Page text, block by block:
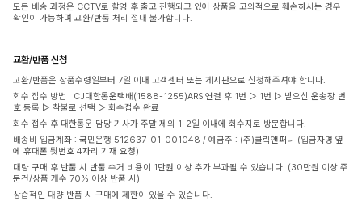
모든 배송 과정은 CCTV로 촬영 후 출고 진행되고 있어 상품을 고의적으로 훼손하시는 경우
확인이 가능하며 교환/반품 처리 절대 불가합니다.
교환/반품 신청
교환/반품은 상품수령일부터 7일 이내 고객센터 또는 게시판으로 신청해주셔야 합니다.
회수 접수 방법 : CJ대한통운택배(1588-1255)ARS 연결 후 1번 ▷ 1번 ▷ 받으신 운송장 번
호 등록 ▷ 착불로 선택 ▷ 회수접수 완료
회수 접수 후 대한통운 담당 기사가 주말 제외 1-2일 이내에 회수지로 방문합니다.
배송비 입금계좌 : 국민은행 512637-01-001048 / 예금주 : (주)클릭앤퍼니 (입금자명 옆
에 휴대폰 뒷번호 4자리 기재 요청)
대량 구매 후 반품 시 반품 수거 비용이 1만원 이상 추가 부과될 수 있습니다. (30만원 이상 주
문건/상품 개수 70% 이상 반품 시)
상습적인 대량 반품 시 구매에 제한이 있을 수 있습니다.